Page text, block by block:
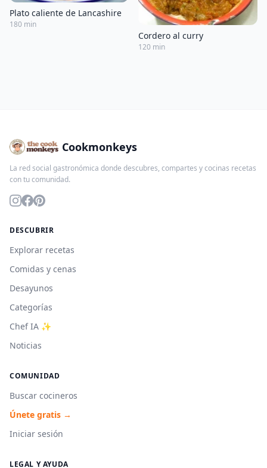
Plato caliente de Lancashire
180 min
Cordero al curry
120 min
Cookmonkeys
La red social gastronómica donde descubres, compartes y cocinas recetas
con tu comunidad.
DESCUBRIR
Explorar recetas
Comidas y cenas
Desayunos
Categorías
Chef IA ✨
Noticias
COMUNIDAD
Buscar cocineros
Únete gratis →
Iniciar sesión
LEGAL Y AYUDA